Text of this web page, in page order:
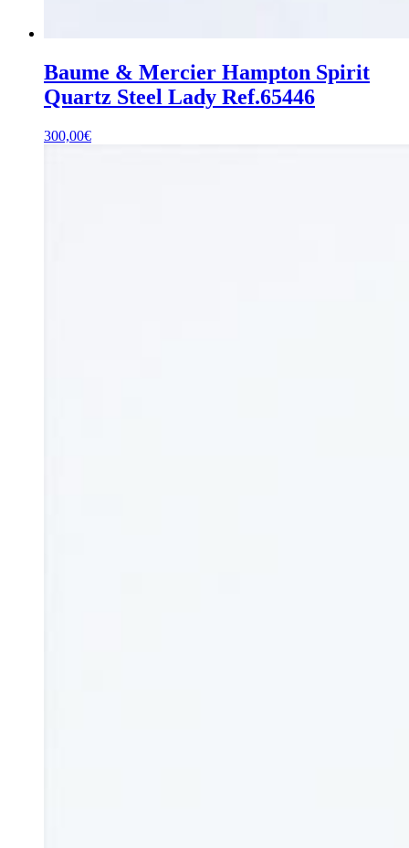
Baume & Mercier Hampton Spirit
Quartz Steel Lady Ref.65446
300,00€